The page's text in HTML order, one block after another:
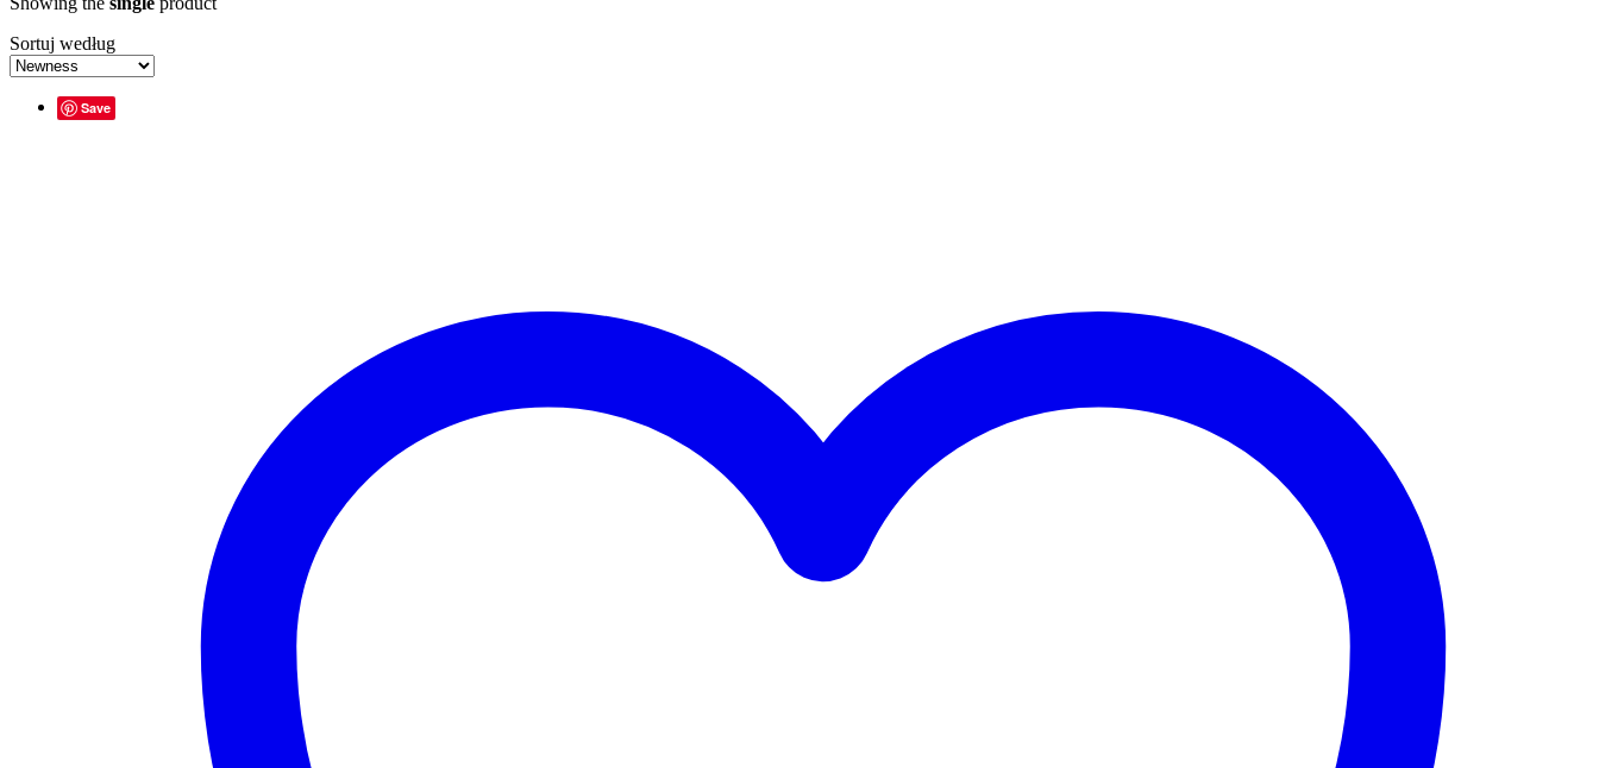
Sortuj według
Save